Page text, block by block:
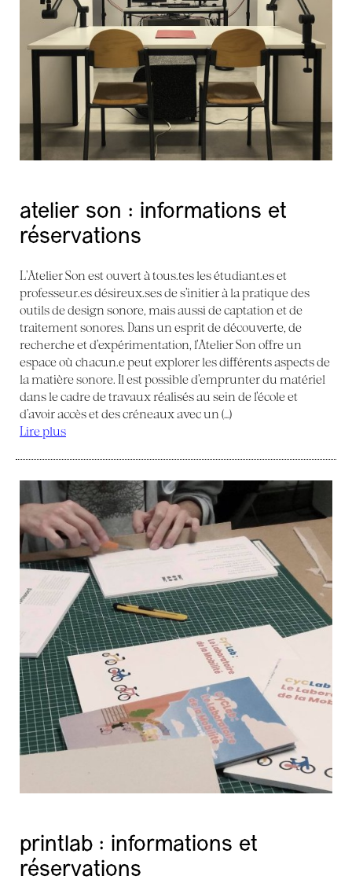
atelier son : informations et
réservations
L’Atelier Son est ouvert à tous.tes les étudiant.es et
professeur.es désireux.ses de s’initier à la pratique des
outils de design sonore, mais aussi de captation et de
traitement sonores. Dans un esprit de découverte, de
recherche et d’expérimentation, l’Atelier Son offre un
espace où chacun.e peut explorer les différents aspects de
la matière sonore. Il est possible d’emprunter du matériel
dans le cadre de travaux réalisés au sein de l’école et
d’avoir accès et des créneaux avec un (…)
Lire plus
printlab : informations et
réservations